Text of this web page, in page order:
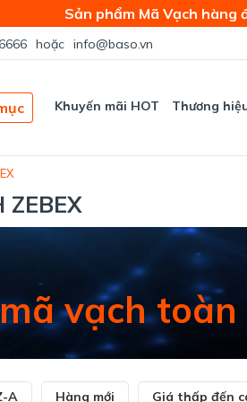
Sản phẩm Mã Vạch hàng
hoặc info@baso.vn
Khuyến mãi HOT Thương
ZEBEX
vạch toàn
A Hàng mới Giá thấp đến